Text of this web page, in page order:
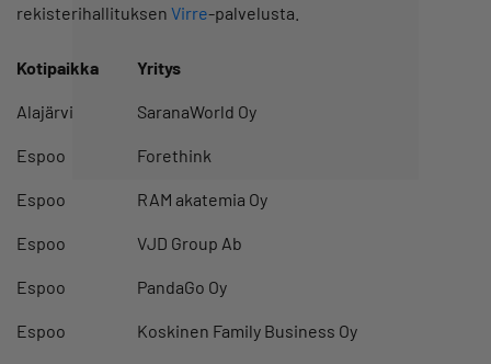
rekisterihallituksen Virre-palvelusta.
Kotipaikka Yritys
Alajärvi SaranaWorld Oy
Espoo Forethink
Espoo RAM akatemia Oy
Espoo VJD Group Ab
Espoo PandaGo Oy
Espoo Koskinen Family Business Oy